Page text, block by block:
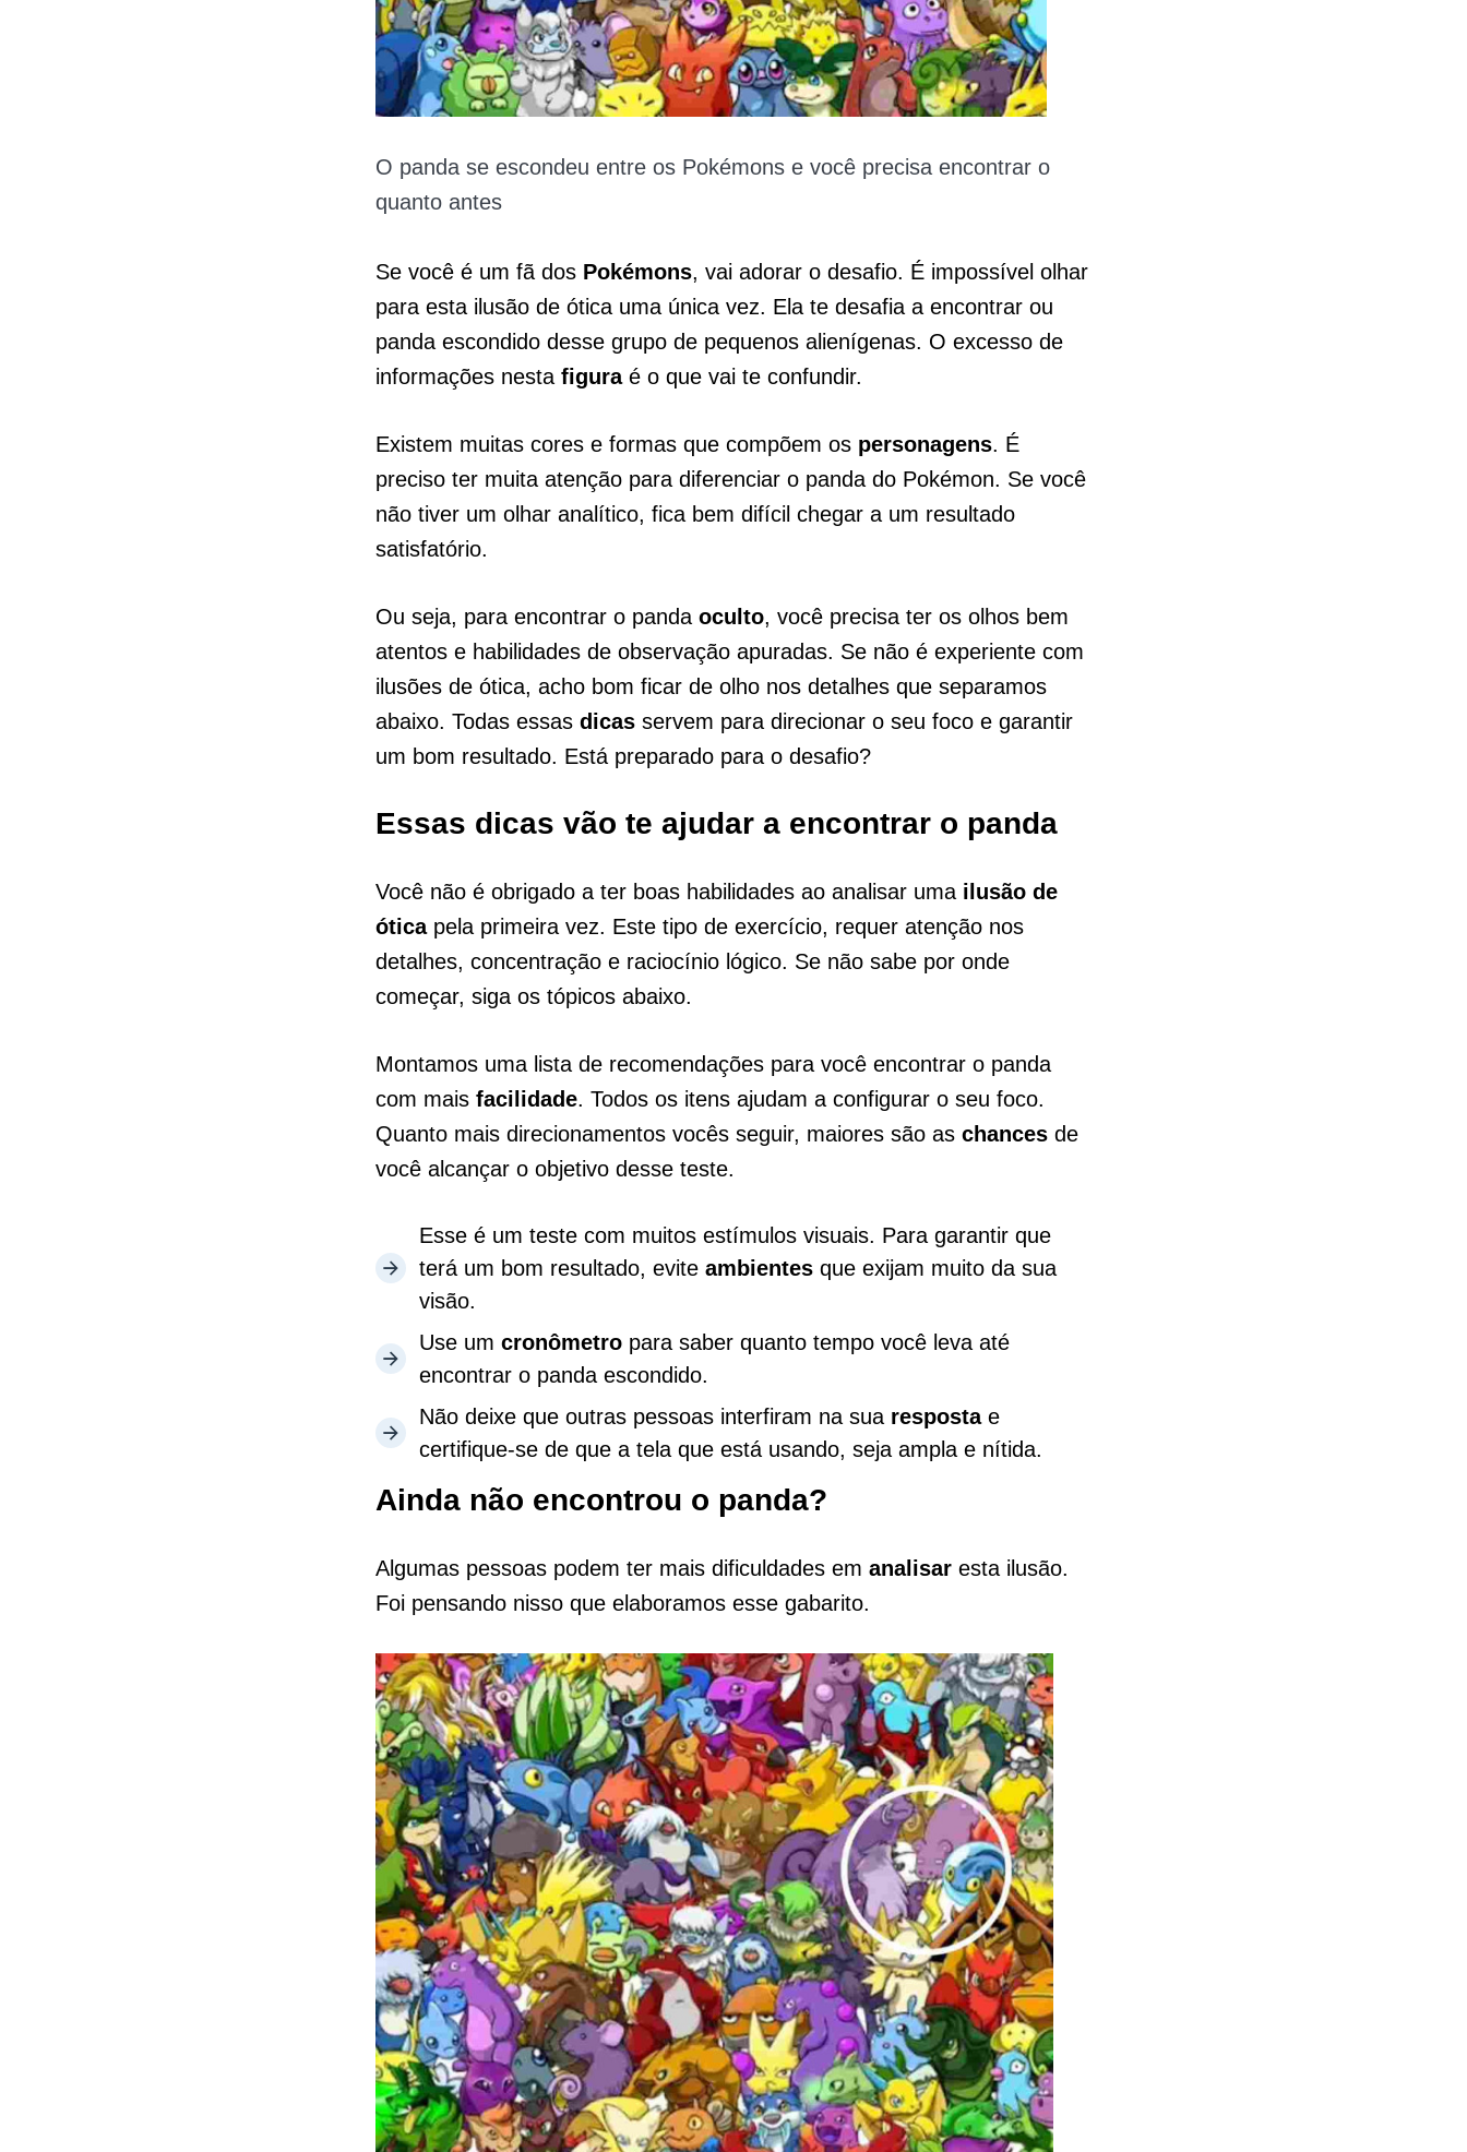
O panda se escondeu entre os Pokémons e você precisa encontrar o
quanto antes
Se você é um fã dos Pokémons, vai adorar o desafio. É impossível olhar
para esta ilusão de ótica uma única vez. Ela te desafia a encontrar ou
panda escondido desse grupo de pequenos alienígenas. O excesso de
informações nesta figuraé o que vai te confundir.
Existem muitas cores e formas que compõem os personagens. É
preciso ter muita atenção para diferenciar o panda do Pokémon. Se você
não tiver um olhar analítico, fica bem difícil chegar a um resultado
satisfatório.
Ou seja, para encontrar o panda oculto, você precisa ter os olhos bem
atentos e habilidades de observação apuradas. Se não é experiente com
ilusões de ótica, acho bom ficar de olho nos detalhes que separamos
abaixo. Todas essas dicas servem para direcionar o seu foco e garantir
um bom resultado. Está preparado para o desafio?
Essas dicas vão te ajudar a encontrar o panda
Você não é obrigado a ter boas habilidades ao analisar uma ilusão de
óticapela primeira vez. Este tipo de exercício, requer atenção nos
detalhes, concentração e raciocínio lógico. Se não sabe por onde
começar, siga os tópicos abaixo.
Montamos uma lista de recomendações para você encontrar o panda
com mais facilidade. Todos os itens ajudam a configurar o seu foco.
Quanto mais direcionamentos vocês seguir, maiores são as chances de
você alcançar o objetivo desse teste.
Esse é um teste com muitos estímulos visuais. Para garantir que
terá um bom resultado, evite ambientes que exijam muito da sua
visão.
Use um cronômetro para saber quanto tempo você leva até
encontrar o panda escondido.
Não deixe que outras pessoas interfiram na sua respostae
certifique-se de que a tela que está usando, seja ampla e nítida.
Ainda não encontrou o panda?
Algumas pessoas podem ter mais dificuldades em analisar esta ilusão.
Foi pensando nisso que elaboramos esse gabarito.